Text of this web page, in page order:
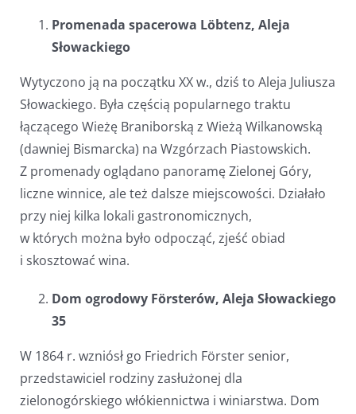
Promenada spacerowa Löbtenz, Aleja
Słowackiego
Wytyczono ją na początku XX w., dziś to Aleja Juliusza
Słowackiego. Była częścią popularnego traktu
łączącego Wieżę Braniborską z Wieżą Wilkanowską
(dawniej Bismarcka) na Wzgórzach Piastowskich.
Z promenady oglądano panoramę Zielonej Góry,
liczne winnice, ale też dalsze miejscowości. Działało
przy niej kilka lokali gastronomicznych,
w których można było odpocząć, zjeść obiad
i skosztować wina.
Dom ogrodowy Försterów, Aleja Słowackiego
35
W 1864 r. wzniósł go Friedrich Förster senior,
przedstawiciel rodziny zasłużonej dla
zielonogórskiego włókiennictwa i winiarstwa. Dom